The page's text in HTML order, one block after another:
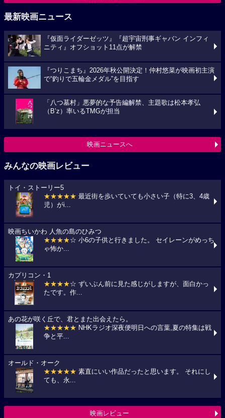
最新映画ニュース
『仮面ライダーゼッツ』『超宇宙刑事ギャバン インフィ
ニティ』オフショット11点が解禁
『つりこまち』2026年秋公開決定！仲村悠菜が映画初主演
で“釣りで五輪金メダル”を目指す
「八つ墓村」悪夢的な予告編解禁、主題歌は松本孝弘
（B’z）率いるTMGが担当
映画ニュースへ
みんなの映画レビュー
トイ・ストーリー5
★★★★★ 最近街を歩いていても小さい子（特に3、4歳
児）がi...
映画ちいかわ 人魚の島のひみつ
★★★★☆ 小6の子供と行きました。 セイレーンがめっち
ゃ怖か...
カプリコン・1
★★★★☆ ずいぶん前に見た感じがしますが、面白かっ
たです。作...
あの花が咲く丘で、君とまた出会えたら。
★★★★★ NHKラジオ深夜便明日への言葉,夏の特集は戦
争と平...
オールド・オーク
★★★★★ 素直にいい作品だったと思います。 それにし
ても、永...
映画レビュー